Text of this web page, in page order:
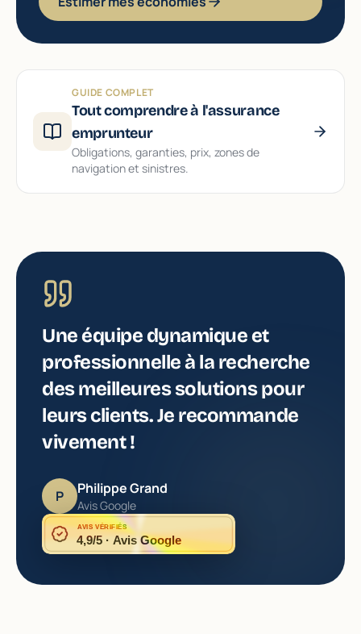
GUIDE COMPLET
Tout comprendre à l'assurance
emprunteur
Obligations, garanties, prix, zones de
navigation et sinistres.
Une équipe dynamique et
professionnelle à la recherche
des meilleures solutions pour
leurs clients. Je recommande
vivement !
P Philippe Grand
Avis Google
AVIS VÉRIFIÉS
4,9/5 · Avis Google